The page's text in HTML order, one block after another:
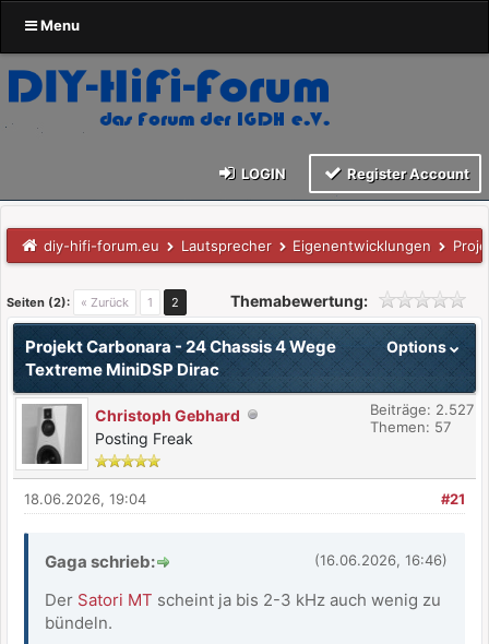
Menu
LOGIN Register Account
diy-hifi-forum.eu Lautsprecher Eigenentwicklungen
Seiten (2): « Zurück 1 2 Themabewertung:
Options
Projekt Carbonara - 24 Chassis 4 Wege
Textreme MiniDSP Dirac
Christoph Gebhard
Posting Freak
Beiträge: 2.527
Themen: 57
#21
18.06.2026, 19:04
(16.06.2026, 16:46)
Gaga schrieb:
Der Satori MT scheint ja bis 2-3 kHz auch wenig zu
bündeln.